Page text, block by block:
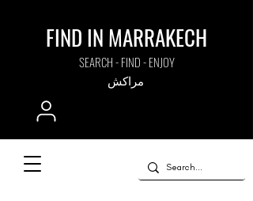
FIND IN MARRAKECH
SEARCH - FIND - ENJOY
مراكش